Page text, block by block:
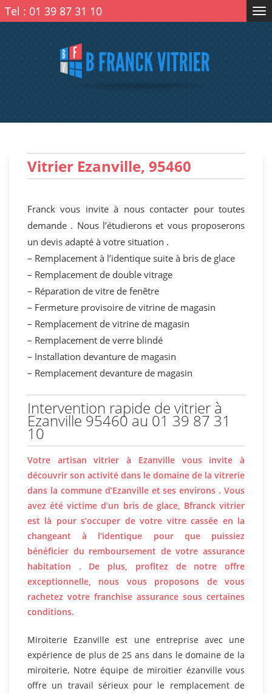
Tel : 01 39 87 31 10
Vitrier Ezanville, 95460
Franck vous invite à nous contacter pour toutes
demande . Nous l’étudierons et vous proposerons
un devis adapté à votre situation .
– Remplacement à l’identique suite à bris de glace
– Remplacement de double vitrage
– Réparation de vitre de fenêtre
– Fermeture provisoire de vitrine de magasin
– Remplacement de vitrine de magasin
– Remplacement de verre blindé
– Installation devanture de magasin
– Remplacement devanture de magasin
Intervention rapide de vitrier à
Ezanville 95460 au 01 39 87 31
10
Votre artisan vitrier à Ezanville vous invite à
découvrir son activité dans le domaine de la vitrerie
dans la commune d’Ezanville et ses environs . Vous
avez été victime d’un bris de glace, Bfranck vitrier
est là pour s’occuper de votre vitre cassée en la
changeant à l’identique pour que puissiez
bénéficier du remboursement de votre assurance
habitation . De plus, profitez de notre offre
exceptionnelle, nous vous proposons de vous
rachetez votre franchise assurance sous certaines
conditions.
Miroiterie Ezanville est une entreprise avec une
expérience de plus de 25 ans dans le domaine de la
miroiterie, Notre équipe de miroitier ézanville vous
offre un travail sérieux pour le remplacement de